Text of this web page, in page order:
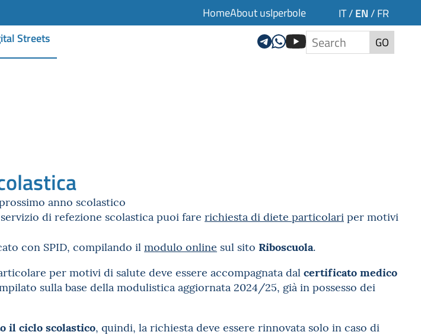
HomeAbout usIperbole IT/ EN / FR
Streets GO
anno scolastico
di refezione scolastica puoi fare richiesta di diete particolari per motivi
con SPID, compilando ilmodulo online sul sito Riboscuola.
per motivi di salute deve essere accompagnata dalcertificato medico
sulla base della modulistica aggiornata 2024/25, già in possesso dei
il ciclo scolastico, quindi, la richiesta deve essere rinnovata solo in caso di